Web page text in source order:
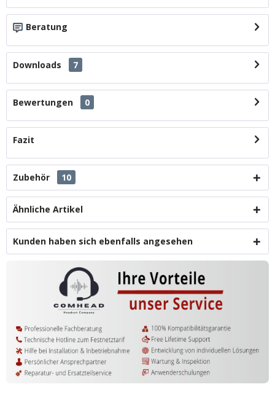
Beratung
Downloads 7
Bewertungen 0
Fazit
Zubehör 10
Ähnliche Artikel
Kunden haben sich ebenfalls angesehen